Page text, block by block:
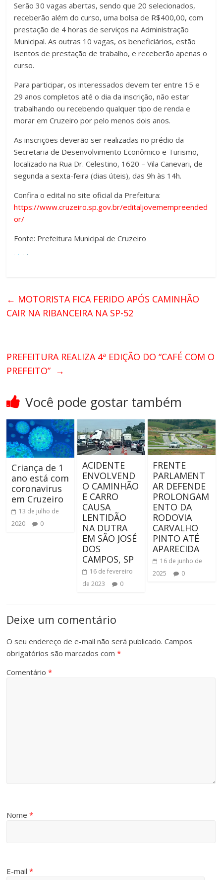
Serão 30 vagas abertas, sendo que 20 selecionados,
receberão além do curso, uma bolsa de R$400,00, com
prestação de 4 horas de serviços na Administração
Municipal. As outras 10 vagas, os beneficiários, estão
isentos de prestação de trabalho, e receberão apenas o
curso.
Para participar, os interessados devem ter entre 15 e
29 anos completos até o dia da inscrição, não estar
trabalhando ou recebendo qualquer tipo de renda e
morar em Cruzeiro por pelo menos dois anos.
As inscrições deverão ser realizadas no prédio da
Secretaria de Desenvolvimento Econômico e Turismo,
localizado na Rua Dr. Celestino, 1620 – Vila Canevari, de
segunda a sexta-feira (dias úteis), das 9h às 14h.
Confira o edital no site oficial da Prefeitura:
https://www.cruzeiro.sp.gov.br/editaljovemempreended
or/
Fonte: Prefeitura Municipal de Cruzeiro
← MOTORISTA FICA FERIDO APÓS CAMINHÃO
CAIR NA RIBANCEIRA NA SP-52
PREFEITURA REALIZA 4ª EDIÇÃO DO “CAFÉ COM O
PREFEITO” →
Você pode gostar também
Criança de 1
ano está com
coronavirus
em Cruzeiro
13 de julho de
2020
0
ACIDENTE
ENVOLVEND
O CAMINHÃO
E CARRO
CAUSA
LENTIDÃO
NA DUTRA
EM SÃO JOSÉ
DOS
CAMPOS, SP
16 de fevereiro
de 2023
0
FRENTE
PARLAMENT
AR DEFENDE
PROLONGAM
ENTO DA
RODOVIA
CARVALHO
PINTO ATÉ
APARECIDA
16 de junho de
2025
0
Deixe um comentário
O seu endereço de e-mail não será publicado. Campos
obrigatórios são marcados com*
Comentário*
Nome*
E-mail*